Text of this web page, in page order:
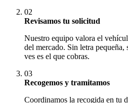
02
Revisamos tu solicitud
Nuestro equipo valora el
del mercado. Sin letra pequeña,
ves es el que cobras.
03
Recogemos y tramitamos
Coordinamos la recogida en tu